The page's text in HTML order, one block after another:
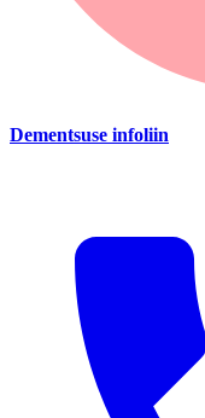
Dementsuse infoliin